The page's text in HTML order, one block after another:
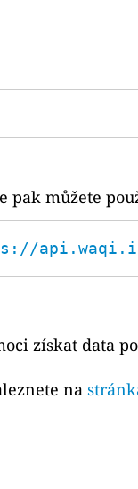
pak můžete
api.waqi.info/
získat data
na